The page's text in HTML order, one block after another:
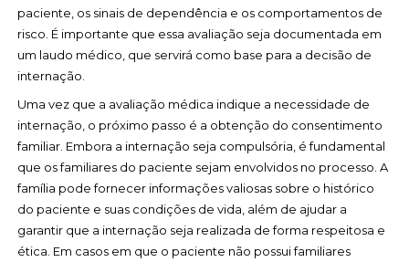
paciente, os sinais de dependência e os comportamentos de
risco. É importante que essa avaliação seja documentada em
um laudo médico, que servirá como base para a decisão de
internação.
Uma vez que a avaliação médica indique a necessidade de
internação, o próximo passo é a obtenção do consentimento
familiar. Embora a internação seja compulsória, é fundamental
que os familiares do paciente sejam envolvidos no processo. A
família pode fornecer informações valiosas sobre o histórico
do paciente e suas condições de vida, além de ajudar a
garantir que a internação seja realizada de forma respeitosa e
ética. Em casos em que o paciente não possui familiares